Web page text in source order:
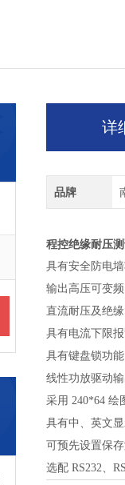
详
品牌
程控绝缘耐压
具有安全防电
输出高压可变
直流耐压及绝
具有电流下限
具有键盘锁功
线性功放驱动
采用 240*64 绘
具有中、英文
可预先设置保
选配 RS232、